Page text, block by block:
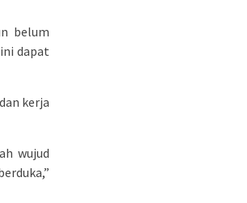
belum
dapat
kerja
wujud